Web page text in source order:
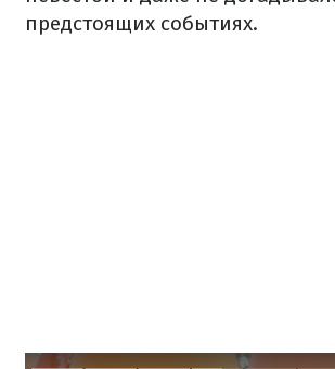
предстоящих событиях.